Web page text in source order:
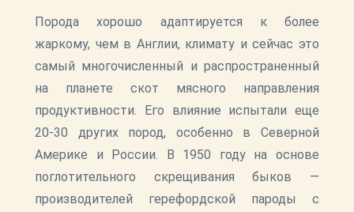
Порода хорошо адаптируется к более
жаркому, чем в Англии, климату и сейчас это
самый многочисленный и распространенный
на планете скот мясного направления
продуктивности. Его влияние испытали еще
20-30 других пород, особенно в Северной
Америке и России. В 1950 году на основе
поглотительного скрещивания быков —
производителей герефордской пароды с